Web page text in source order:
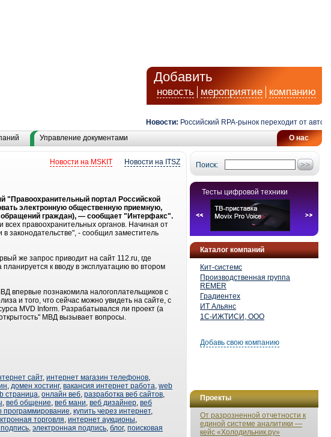
Добавить
новость мероприятие компанию
Новости: Российский RPA-рынок переходит от
О нас
Управление документами
Поиск:
Тесты цифровой техники
Каталог компаний
Кит-системс
Производственная группа
REMER
Градиентех
ИТ Альянс
1С-ИЖТИСИ, ООО
Добавь свою компанию
Проекты
От разрозненной отчетности к
единой системе аналитики —
кейс «Холодильник.ру»
Новости на ITSZ
Новости на MSKIT
"Правоохранительный портал Российской
электронную общественную приемную,
граждан), — сообщает "Интерфакс".
правоохранительных органов. Начиная от
законодательстве", - сообщил заместитель
же запрос приводит на сайт 112.ru, где
к вводу в эксплуатацию во втором
впервые познакомила налогоплательщиков с
и того, что сейчас можно увидеть на сайте, с
MVD Inform. Разрабатывался ли проект (а
МВД вызывает вопросы.
сайт, интернет магазин телефонов,
, домен хостинг, вакансия интернет работа, web
страница, онлайн веб, разработка веб сайтов,
, веб общение, веб мани, веб дизайнер, веб
программирование, купить через интернет,
торговля, интернет аукционы,
, электронная подпись, блог, поисковая